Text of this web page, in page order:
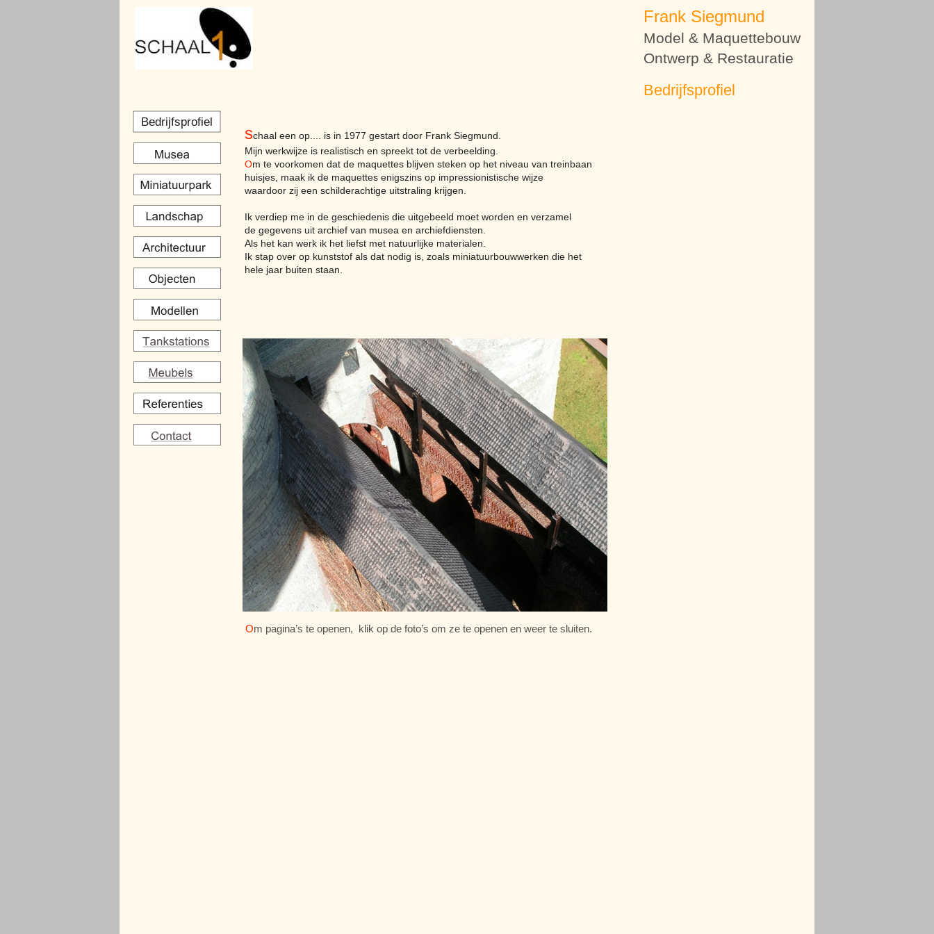
Bedrijfsprofiel
Frank Siegmund
Model & Maquettebouw
Ontwerp & Restauratie
Bedrijfsprofiel
schaal een op.... is in 1977 gestart door Frank Siegmund.
Mijn werkwijze is realistisch en spreekt tot de verbeelding.
Om te voorkomen dat de maquettes blijven steken op het niveau van treinbaan
huisjes, maak ik de maquettes enigszins op impressionistische wijze
waardoor zij een schilderachtige uitstraling krijgen.
Ik verdiep me in de geschiedenis die uitgebeeld moet worden en verzamel
de gegevens uit archief van musea en archiefdiensten.
Als het kan werk ik het liefst met natuurlijke materialen.
Ik stap over op kunststof als dat nodig is, zoals miniatuurbouwwerken die het
hele jaar buiten staan.
Om pagina’s te openen, klik op de foto’s om ze te openen en weer te sluiten.